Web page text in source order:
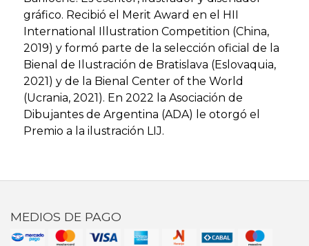
gráfico. Recibió el Merit Award en el HII
International Illustration Competition (China,
2019) y formó parte de la selección oficial de la
Bienal de Ilustración de Bratislava (Eslovaquia,
2021) y de la Bienal Center of the World
(Ucrania, 2021). En 2022 la Asociación de
Dibujantes de Argentina (ADA) le otorgó el
Premio a la ilustración LIJ.
MEDIOS DE PAGO